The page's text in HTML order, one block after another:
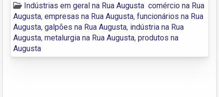
Indústrias em geral na Rua Augusta comércio na Rua
Augusta, empresas na Rua Augusta, funcionários na Rua
Augusta, galpões na Rua Augusta, indústria na Rua
Augusta, metalurgia na Rua Augusta, produtos na
Augusta